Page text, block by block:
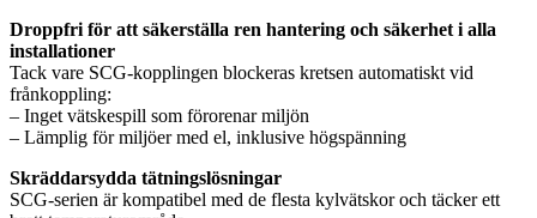
Droppfri för att säkerställa ren hantering och säkerhet i alla
installationer
Tack vare SCG-kopplingen blockeras kretsen automatiskt vid
frånkoppling:
– Inget vätskespill som förorenar miljön
– Lämplig för miljöer med el, inklusive högspänning
Skräddarsydda tätningslösningar
SCG-serien är kompatibel med de flesta kylvätskor och täcker ett